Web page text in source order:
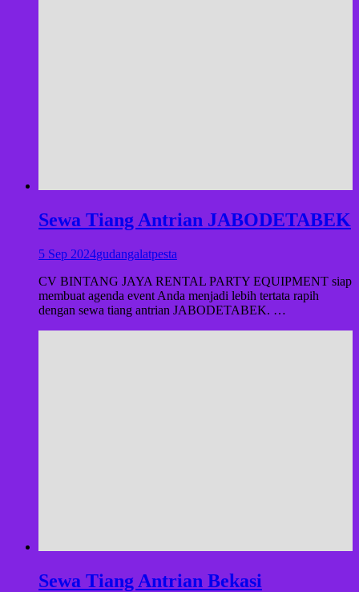
Sewa Tiang Antrian JABODETABEK
5 Sep 2024gudangalatpesta
CV BINTANG JAYA RENTAL PARTY EQUIPMENT siap
membuat agenda event Anda menjadi lebih tertata rapih
dengan sewa tiang antrian JABODETABEK. …
Sewa Tiang Antrian Bekasi